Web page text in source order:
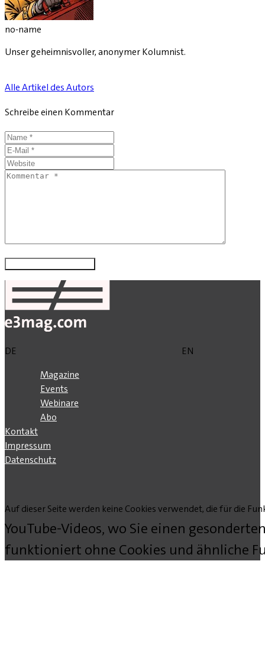
no-name
Unser geheimnisvoller, anonymer Kolumnist.
Alle Artikel des Autors
Schreibe einen Kommentar
DE
EN
Magazine
Events
Webinare
Abo
Kontakt
Impressum
Datenschutz
Auf dieser Seite werden keine Cookies verwendet, die für die
YouTube-Videos, wo Sie einen
funktioniert ohne Cookies und ähnliche